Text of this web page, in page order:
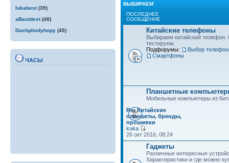
lukabest(39)
aBastdest(48)
Duchphodyhopy (45)
ЧАСЫ
ВЫБИРАЕМ
ПОСЛЕДНЕЕ
СООБЩЕНИЕ
Китайские телефоны
Выбираем китайский телефон.
тестируем.
Подфорумы:
Выбор
Смартфоны
Планшетные
Мобильные компьютеры из
Re: Китайские
планшеты, бренды,
прошивки
kuka
26 окт 2016, 08:24
Гаджеты
Различные интересные
Характеристики и где можно